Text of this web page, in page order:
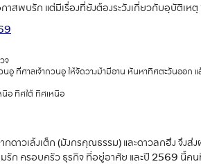
าสพบรัก แต่มีเรื่องที่ยังต้องระวังเกี่ยวกับอุบัติเห
จ
วนอู ที่ศาลเจ้ากวนอู ให้จัดวางม้ามีอาน หันหาทิศตะวันออก
อ ทิศใต้ ทิศเหนือ
ดาวเล้งเต็ก (มังกรคุณธรรม) และดาวลกฮึง จึงส่
มรัก ครอบครัว ธุรกิจ ที่อยู่อาศัย และปี 2569 นี้ค